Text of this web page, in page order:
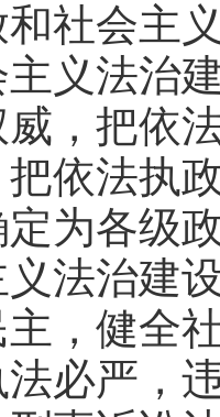
社会主
义法治
，把依
依法执
为各级
法治建
，健全
必严，